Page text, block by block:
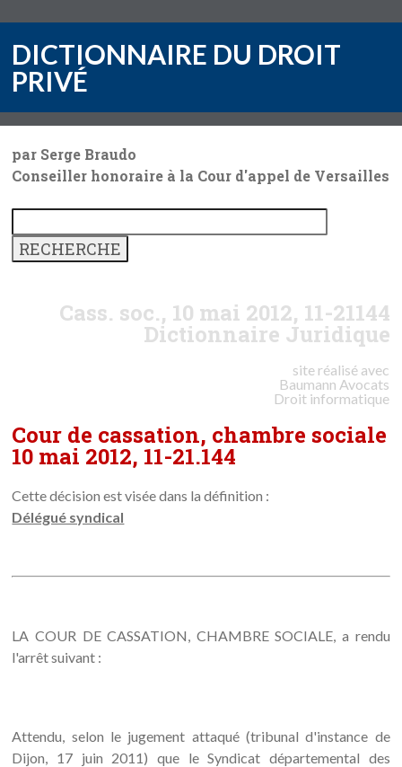
DICTIONNAIRE DU DROIT
PRIVÉ
par Serge Braudo
Conseiller honoraire à la Cour d'appel de Versailles
Cass. soc., 10 mai 2012, 11-21144
Dictionnaire Juridique
site réalisé avec
Baumann Avocats
Droit informatique
Cour de cassation, chambre sociale
10 mai 2012, 11-21.144
Cette décision est visée dans la définition :
Délégué syndical
LA COUR DE CASSATION, CHAMBRE SOCIALE, a rendu
l'arrêt suivant :
Attendu, selon le jugement attaqué (tribunal d'instance de
Dijon, 17 juin 2011) que le Syndicat départemental des